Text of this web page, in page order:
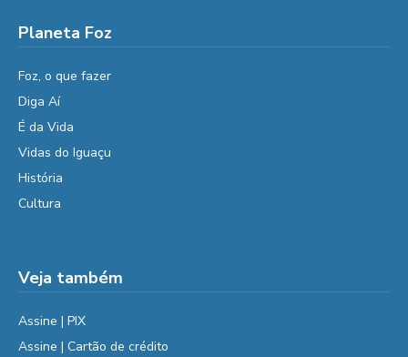
Planeta Foz
Foz, o que fazer
Diga Aí
É da Vida
Vidas do Iguaçu
História
Cultura
Veja também
Assine | PIX
Assine | Cartão de crédito